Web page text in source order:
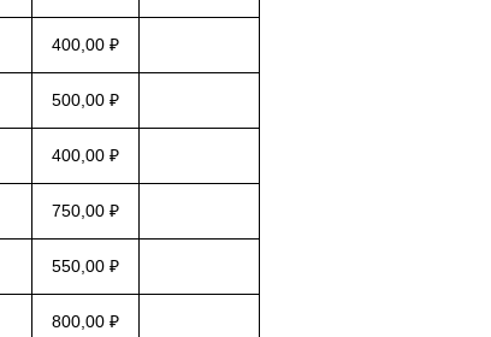
400,00 ₽
500,00 ₽
400,00 ₽
750,00 ₽
550,00 ₽
800,00 ₽